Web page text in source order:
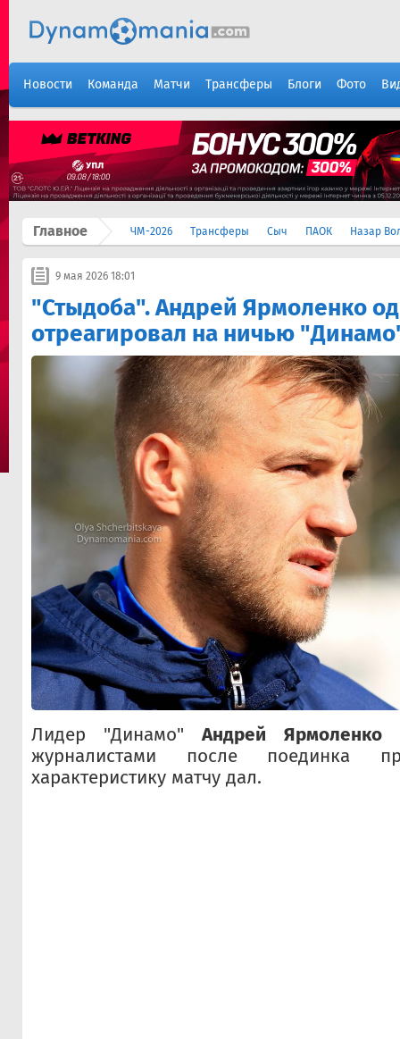
Новости Команда Матчи Трансферы Блоги Фото
Главное ЧМ-2026 Трансферы Сыч ПАОК Назар
9 мая 2026 18:01
"Стыдоба". Андрей Ярмоленко
отреагировал на ничью
Лидер "Динамо"Андрей Ярмоленко
журналистами после поединка
характеристику матчу дал.